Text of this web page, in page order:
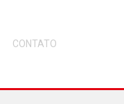
CONTATO